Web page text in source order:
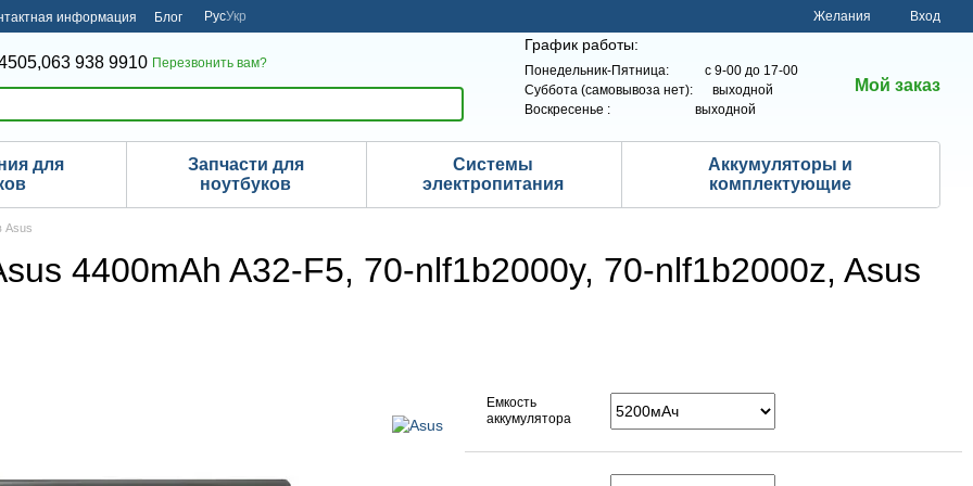
информация Блог РусУкр Желания Вход
063 938 9910 Перезвонить вам?
График работы:
Понедельник-Пятница: с 9-00 до 17-00
Суббота (самовывоза нет): выходной
Воскресенье : выходной
Мой заказ
для
Запчасти для
ноутбуков
Системы
электропитания
Аккумуляторы и
комплектующие
Asus
4400mAh A32-F5, 70-nlf1b2000y, 70-nlf1b2000z, Asus
Емкость
аккумулятора